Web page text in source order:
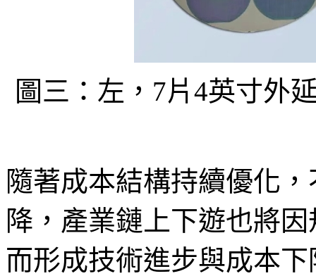
圖三：左，7片4英寸外
隨著成本結構持續優化
降，產業鏈上下遊也將
而形成技術進步與成本